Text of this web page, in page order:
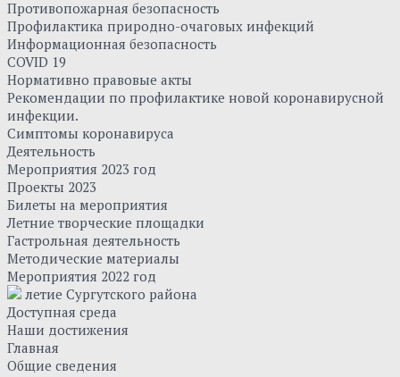
Противопожарная безопасность
Профилактика природно-очаговых инфекций
Информационная безопасность
COVID 19
Нормативно правовые акты
Рекомендации по профилактике новой коронавирусной
инфекции.
Симптомы коронавируса
Деятельность
Мероприятия 2023 год
Проекты 2023
Билеты на мероприятия
Летние творческие площадки
Гастрольная деятельность
Методические материалы
Мероприятия 2022 год
летие Сургутского района
Доступная среда
Наши достижения
Главная
Общие сведения